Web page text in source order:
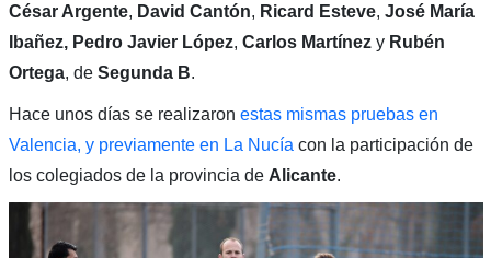
César Argente, David Cantón, Ricard Esteve, José María
Ibañez, Pedro Javier López, Carlos Martínezy Rubén
Ortega, de Segunda B.
Hace unos días se realizaron estas mismas pruebas en
Valencia, y previamente en La Nucía con la participación de
los colegiados de la provincia de Alicante.